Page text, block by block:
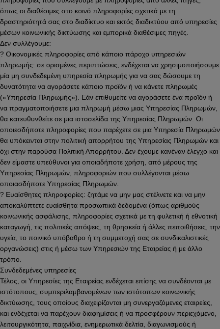
όπως οι διαθέσιμες στο κοινό πληροφορίες σχετικά με τη
δραστηριότητά σας στο διαδίκτυο και εκτός διαδικτύου από υπηρεσίες
μέσων κοινωνικής δικτύωσης και εμπορικά διαθέσιμες πηγές.
Δεν συλλέγουμε:
? Οικονομικές πληροφορίες από κάποιο πάροχο υπηρεσιών
πληρωμής: σε ορισμένες περιπτώσεις, ενδέχεται να χρησιμοποιήσουμε
μία μη συνδεδεμένη υπηρεσία πληρωμής για να σας δώσουμε τη
δυνατότητα να αγοράσετε κάποιο προϊόν ή να κάνετε πληρωμές
(«Υπηρεσία Πληρωμής»). Εάν επιθυμείτε να αγοράσετε ένα προϊόν ή
να πραγματοποιήσετε μια πληρωμή μέσω μιας Υπηρεσίας Πληρωμών,
θα κατευθυνθείτε σε μια ιστοσελίδα της Υπηρεσίας Πληρωμών. Οι
οποιεσδήποτε πληροφορίες που παρέχετε σε μια Υπηρεσία Πληρωμών
θα υπόκεινται στην πολιτική απορρήτου της Υπηρεσίας Πληρωμών και
όχι στην παρούσα Πολιτική Απορρήτου. Δεν έχουμε κανέναν έλεγχο και
δεν είμαστε υπεύθυνοι για οποιαδήποτε χρήση, από μέρους της
Υπηρεσίας Πληρωμών, πληροφοριών που συλλέγονται μέσω
οποιασδήποτε Υπηρεσίας Πληρωμών.
? Ευαίσθητες πληροφορίες: ζητάμε να μην μας στέλνετε και να μην
αποκαλύπτετε ευαίσθητα προσωπικά δεδομένα (όπως αριθμούς
κοινωνικής ασφάλισης, πληροφορίες σχετικά με τη φυλετική ή εθνοτική
καταγωγή, τις πολιτικές απόψεις, τη θρησκεία ή άλλες πεποιθήσεις, την
υγεία, το ποινικό υπόβαθρο ή τη συμμετοχή σας σε συνδικαλιστικές
οργανώσεις) στις ή μέσω των Υπηρεσιών της Εταιρείας ή με άλλο
τρόπο.
Συνδεδεμένες υπηρεσίες
Τέλος, οι Υπηρεσίες της Εταιρείας ενδέχεται επίσης να συνδέονται με
ιστότοπους, συμπεριλαμβανομένων των ιστότοπων κοινωνικής
δικτύωσης, τους οποίους διαχειρίζονται μη συνεργαζόμενες εταιρείες,
και ενδέχεται να παρέχουν διαφημίσεις ή να προσφέρουν περιεχόμενο,
λειτουργικότητα, παιχνίδια, ενημερωτικά δελτία, διαγωνισμούς ή